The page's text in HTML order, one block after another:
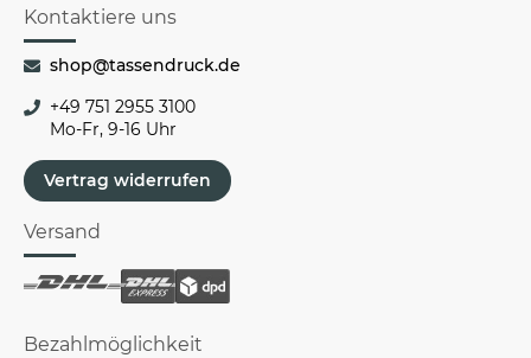
Kontaktiere uns
shop@tassendruck.de
+49 751 2955 3100
Mo-Fr, 9-16 Uhr
Vertrag widerrufen
Versand
Bezahlmöglichkeit